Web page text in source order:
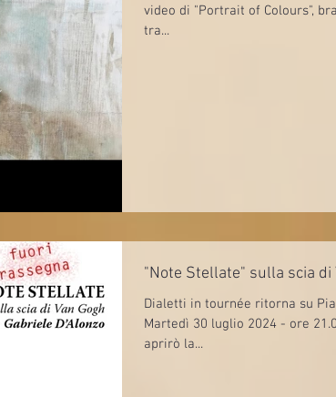
video di "Portrait of Colours",
tra...
"Note Stellate" sulla scia di
Dialetti in tournée ritorna su
Martedì 30 luglio 2024 - ore
aprirò la...